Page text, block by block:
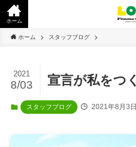
ホーム
ホーム スタッフブログ
宣言が私をつ
2021
8/03
スタッフブログ 2021年8月3日